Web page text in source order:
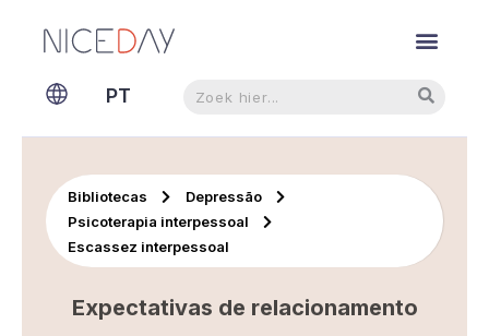
PT
EN
Bibliotecas
Depressão
Psicoterapia interpessoal
Escassez interpessoal
Expectativas de relacionamento